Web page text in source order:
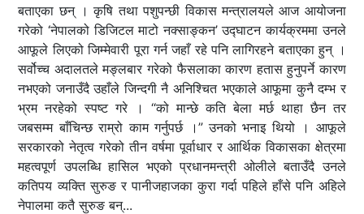
बताएका छन् । कृषि तथा पशुपन्छी विकास मन्त्रालयले आज आयोजना
गरेको ‘नेपालको डिजिटल माटो नक्साङ्कन’ उद्घाटन कार्यक्रममा उनले
आफूले लिएको जिम्मेवारी पूरा गर्न जहाँ रहे पनि लागिरहने बताएका हुन् ।
सर्वोच्च अदालतले मङ्लबार गरेको फैसलाका कारण हतास हुनुपर्ने कारण
नभएको जनाउँदै उहाँले जिन्दगी नै अनिश्चित भएकाले आफूमा कुनै दम्भ र
भ्रम नरहेको स्पष्ट गरे । “को मान्छे कति बेला मर्छ थाहा छैन तर
जबसम्म बाँचिन्छ राम्रो काम गर्नुपर्छ ।” उनको भनाइ थियो । आफूले
सरकारको नेतृत्व गरेको तीन वर्षमा पूर्वाधार र आर्थिक विकासका क्षेत्रमा
महत्वपूर्ण उपलब्धि हासिल भएको प्रधानमन्त्री ओलीले बताउँदै उनले
कतिपय व्यक्ति सुरुङ र पानीजहाजका कुरा गर्दा पहिले हाँसे पनि अहिले
नेपालमा कतै सुरुङ बन्...